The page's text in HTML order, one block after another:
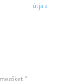
útja »
*